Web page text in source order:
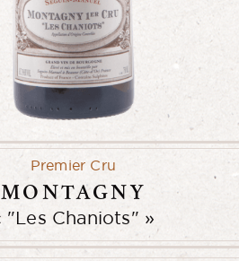
Premier Cru
MONTAGNY
"Les Chaniots"